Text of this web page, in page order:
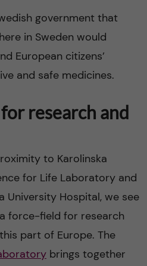
government that
in Sweden would
European citizens’
and safe medicines.
research and
to Karolinska
for Life Laboratory and
University Hospital, we see
force-field for research
part of Europe. The
brings together